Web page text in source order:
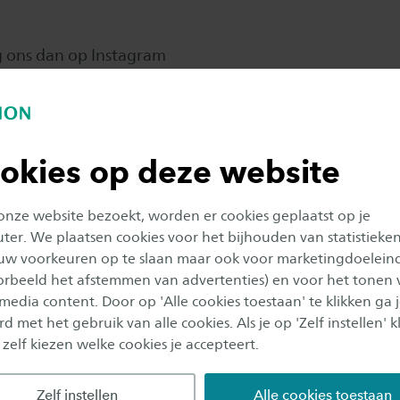
op deze website
website bezoekt, worden er cookies geplaatst op je
We plaatsen cookies voor het bijhouden van
voorkeuren op te slaan maar ook voor
het afstemmen van advertenties) en voor het tonen
content. Door op 'Alle cookies toestaan' te klikken ga
met het gebruik van alle cookies. Als je op 'Zelf instellen'
kiezen welke cookies je accepteert.
Zelf instellen Alle cookies toestaan
dan op Instagram
INSTAGRAM @STUDIUMGENERALE_SAXION